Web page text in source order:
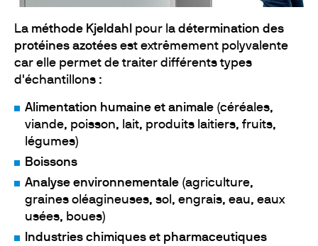
La méthode Kjeldahl pour la détermination des
protéines azotées est extrêmement polyvalente
car elle permet de traiter différents types
d'échantillons :
Alimentation humaine et animale (céréales,
viande, poisson, lait, produits laitiers, fruits,
légumes)
Boissons
Analyse environnementale (agriculture,
graines oléagineuses, sol, engrais, eau, eaux
usées, boues)
Industries chimiques et pharmaceutiques